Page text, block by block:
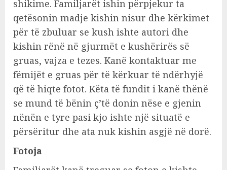
shikime. Familjarët ishin përpjekur ta
qetësonin madje kishin nisur dhe kërkimet
për të zbuluar se kush ishte autori dhe
kishin rënë në gjurmët e kushërirës së
gruas, vajza e tezes. Kanë kontaktuar me
fëmijët e gruas për të kërkuar të ndërhyjë
që të hiqte fotot. Këta të fundit i kanë thënë
se mund të bënin ç’të donin nëse e gjenin
nënën e tyre pasi kjo ishte një situatë e
përsëritur dhe ata nuk kishin asgjë në dorë.
Fotoja